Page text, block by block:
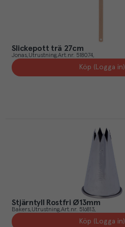
Slickepott trä 27cm
Jonas Utrustning Art.nr. 518074
Köp (Logga in)
Stjärntyll Rostfri Ø13mm
Bakers Utrustning Art.nr. 516813
Köp (Logga in)